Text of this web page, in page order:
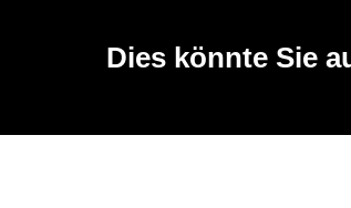
Dies könnte Sie